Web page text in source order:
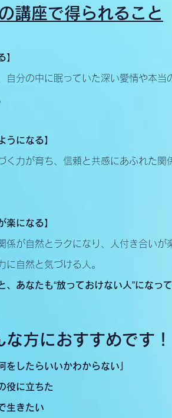
講座で得られること
】
自分の中に眠っていた深い愛情や本当
になる】
く力が育ち、信頼と共感にあふれた関
になる】
係が自然とラクになり、人付き合いが
に自然と気づける人。
あなたも“放っておけない人”になって
な方におすすめです！
をしたらいいかわからない」
役に立ちた
生きたい